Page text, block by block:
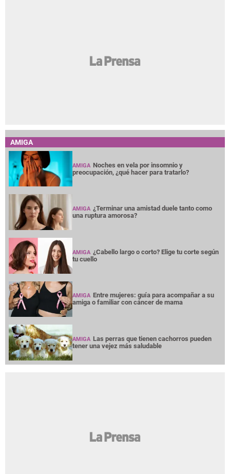
AMIGA
AMIGA Noches en vela por insomnio y
preocupación, ¿qué hacer para tratarlo?
AMIGA ¿Terminar una amistad duele tanto como
una ruptura amorosa?
AMIGA ¿Cabello largo o corto? Elige tu corte según
tu cuello
AMIGA Entre mujeres: guía para acompañar a su
amiga o familiar con cáncer de mama
AMIGA Las perras que tienen cachorros pueden
tener una vejez más saludable